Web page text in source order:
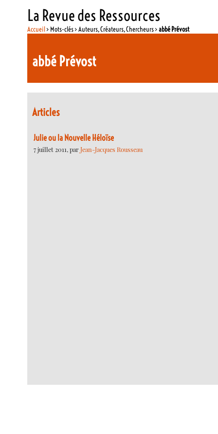
La Revue des Ressources
Accueil> Mots-clés > Auteurs, Créateurs, Chercheurs >abbé Prévost
abbé Prévost
Articles
Julie ou la Nouvelle Héloïse
7 juillet 2011, parJean-Jacques Rousseau